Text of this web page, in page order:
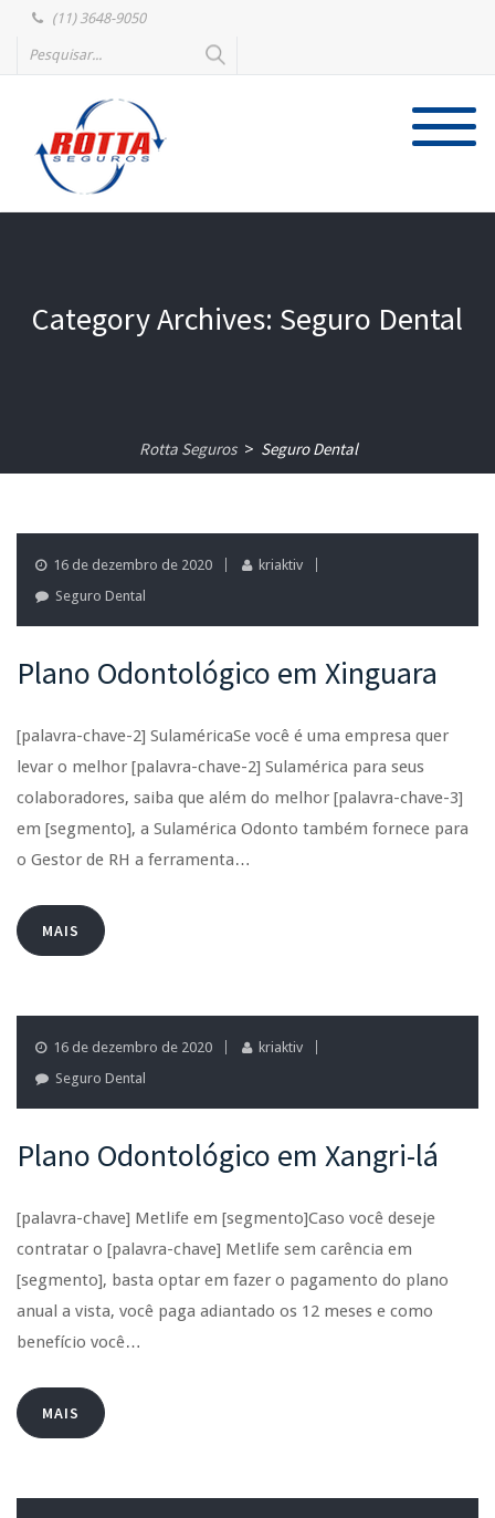
(11) 3648-9050
Category Archives: Seguro Dental
Rotta Seguros > Seguro Dental
16 de dezembro de 2020
kriaktiv
Seguro Dental
Plano Odontológico em Xinguara
[palavra-chave-2] SulaméricaSe você é uma empresa quer
levar o melhor [palavra-chave-2] Sulamérica para seus
colaboradores, saiba que além do melhor [palavra-chave-3]
em [segmento], a Sulamérica Odonto também fornece para
o Gestor de RH a ferramenta…
MAIS
16 de dezembro de 2020
kriaktiv
Seguro Dental
Plano Odontológico em Xangri-lá
[palavra-chave] Metlife em [segmento]Caso você deseje
contratar o [palavra-chave] Metlife sem carência em
[segmento], basta optar em fazer o pagamento do plano
anual a vista, você paga adiantado os 12 meses e como
benefício você…
MAIS